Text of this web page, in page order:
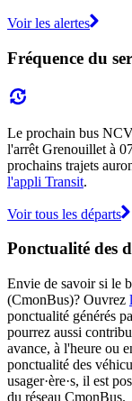
Voir les alertes
Fréquence du
Le prochain bus
l'arrêt Grenouillet à
prochains trajets
l'appli Transit.
Voir tous les départs
Ponctualité des
Envie de savoir si le
(CmonBus)? Ouvrez
ponctualité générés
pourrez aussi
avance, à l'heure ou
ponctualité des
usager·ère·s, il est
du réseau CmonBus.